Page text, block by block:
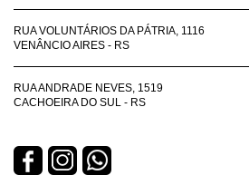
RUA VOLUNTÁRIOS DA PÁTRIA, 1116
VENÂNCIO AIRES - RS
RUA ANDRADE NEVES, 1519
CACHOEIRA DO SUL - RS